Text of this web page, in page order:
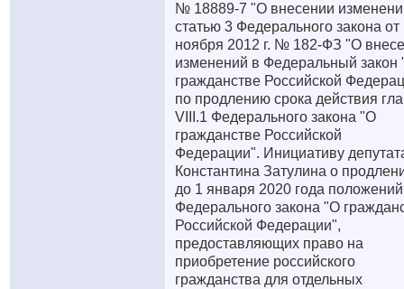
№ 18889-7 "О внесении
статью 3 Федерального закона от
ноября 2012 г. № 182-ФЗ "О
изменений в Федеральный закон
гражданстве Российской
по продлению срока действия
VIII.1 Федерального закона "О
гражданстве Российской
Федерации". Инициативу
Константина Затулина о
до 1 января 2020 года положений
Федерального закона "О
Российской Федерации",
предоставляющих право на
приобретение российского
гражданства для отдельных